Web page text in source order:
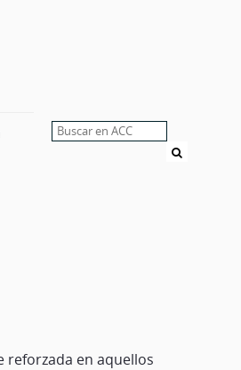
reforzada en aquellos